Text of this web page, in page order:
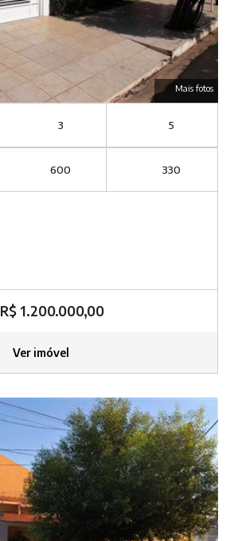
Mais fotos
3 5
600 330
R$ 1.200.000,00
Ver imóvel